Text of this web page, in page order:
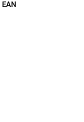
EAN